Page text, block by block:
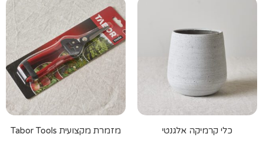
כלי קרמיקה אלגנטי מזמרת מקצועית Tabor Tools